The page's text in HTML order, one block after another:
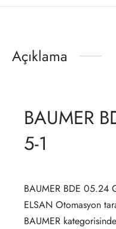
Açıklama
BAUMER
5-1
BAUMER BDE 05.24
ELSAN Otomasyon
BAUMER